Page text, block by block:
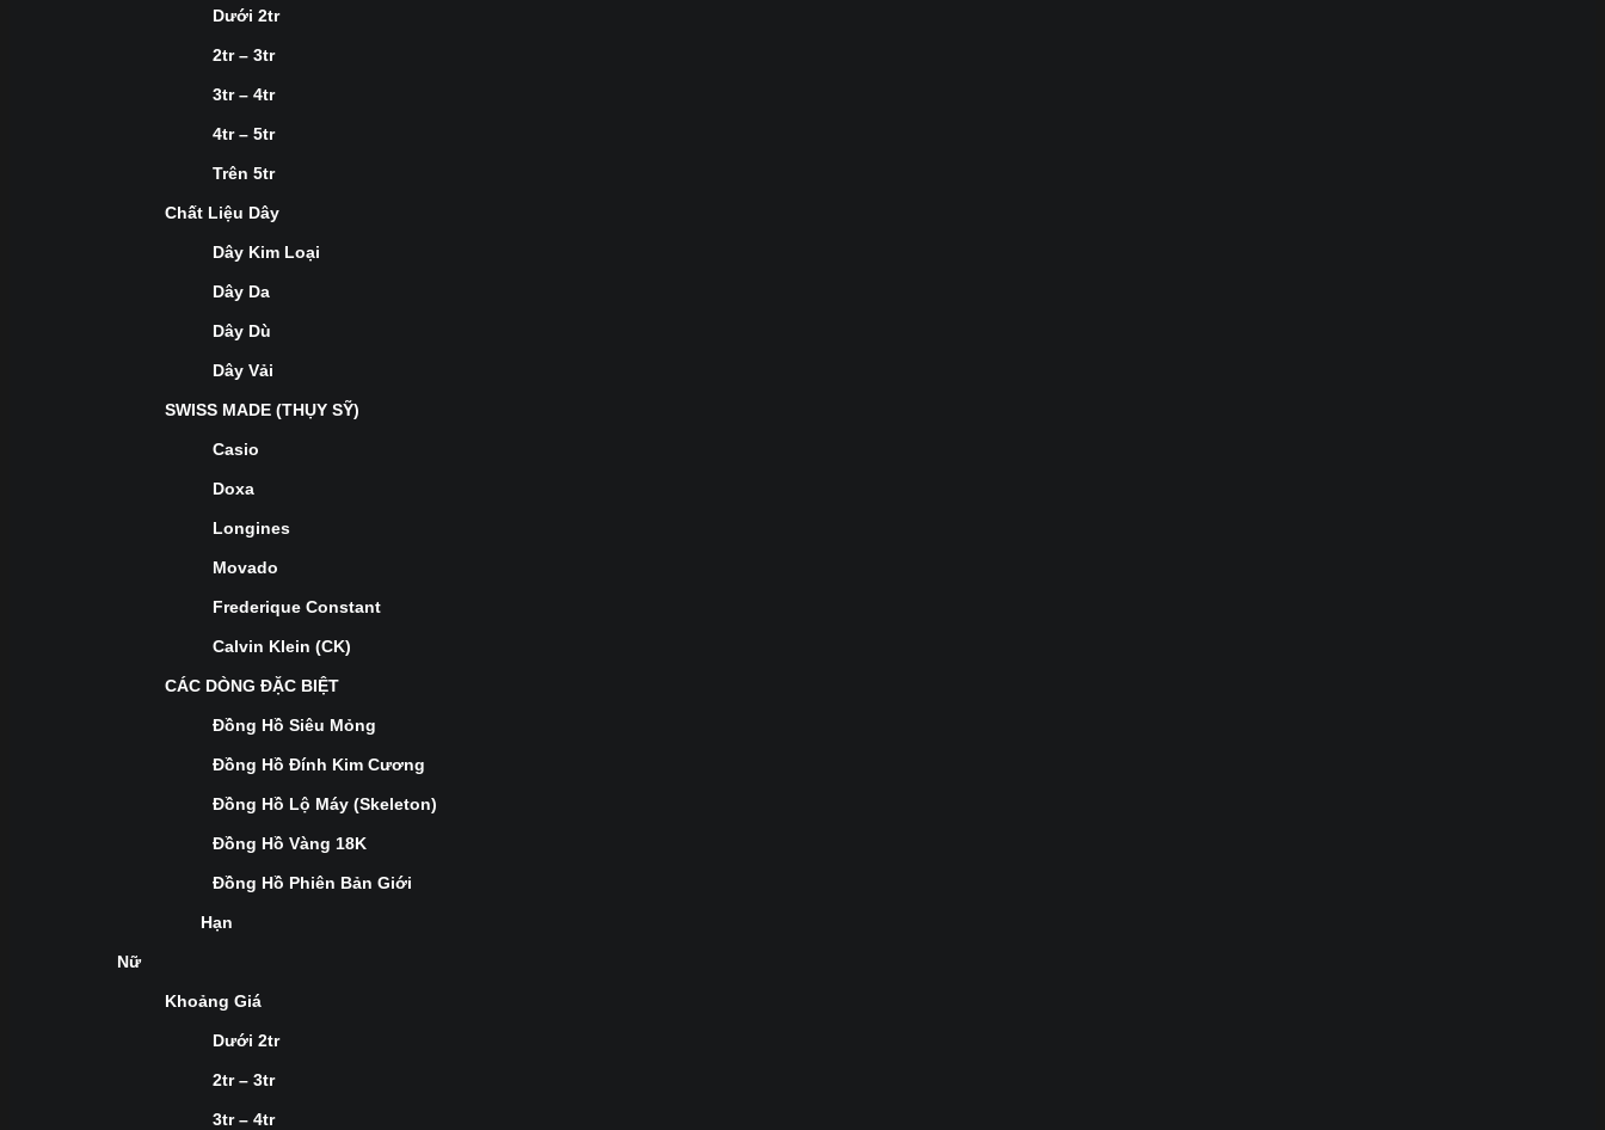
Dưới 2tr
2tr – 3tr
3tr – 4tr
4tr – 5tr
Trên 5tr
Chất Liệu Dây
Dây Kim Loại
Dây Da
Dây Dù
Dây Vải
SWISS MADE (THỤY SỸ)
Casio
Doxa
Longines
Movado
Frederique Constant
Calvin Klein (CK)
CÁC DÒNG ĐẶC BIỆT
Đồng Hồ Siêu Mỏng
Đồng Hồ Đính Kim Cương
Đồng Hồ Lộ Máy (Skeleton)
Đồng Hồ Vàng 18K
Đồng Hồ Phiên Bản Giới
Hạn
Nữ
Khoảng Giá
Dưới 2tr
2tr – 3tr
3tr – 4tr